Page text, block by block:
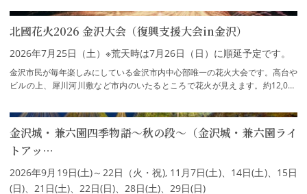
北國花火2026 金沢大会（復興支援大会in金沢）
2026年7月25日（土）※荒天時は7月26日（日）に順延予定です。
金沢市民が毎年楽しみにしている金沢市内中心部唯一の花火大会です。高台や
ビルの上、犀川河川敷など市内のいたるところで花火が見えます。約12,000
金沢城・兼六園四季物語～秋の段～（金沢城・兼六園ライ
トアッ…
2026年9月19日(土)～22日（火・祝), 11月7日(土)、14日(土)、15日
(日)、21日(土)、22日(日)、28日(土)、29日(日)